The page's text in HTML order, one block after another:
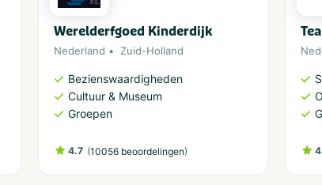
Werelderfgoed Kinderdijk
Nederland Zuid-Holland
Bezienswaardigheden
Cultuur & Museum
Groepen
4.7 (10056 beoordelingen)